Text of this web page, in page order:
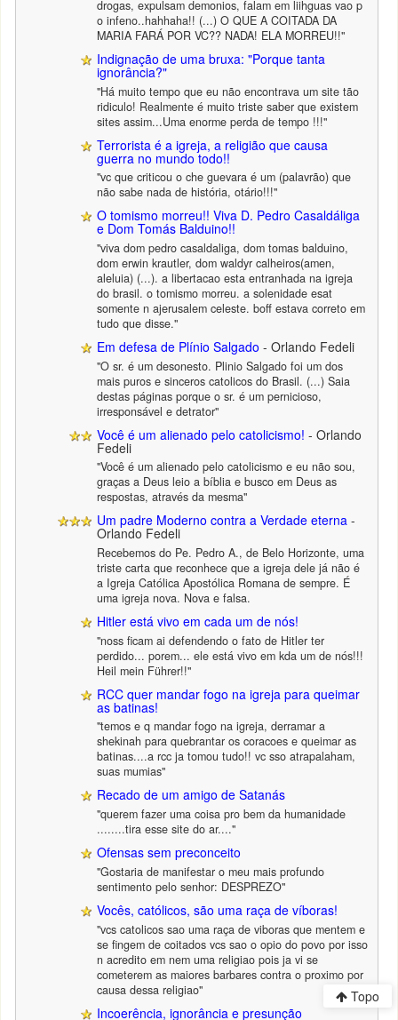
drogas, expulsam demonios, falam em liihguas vao p
o infeno..hahhaha!! (...) O QUE A COITADA DA
MARIA FARÁ POR VC?? NADA! ELA MORREU!!"
Indignação de uma bruxa: "Porque tanta
ignorância?"
"Há muito tempo que eu não encontrava um site tão
ridiculo! Realmente é muito triste saber que existem
sites assim...Uma enorme perda de tempo !!!"
Terrorista é a igreja, a religião que causa
guerra no mundo todo!!
"vc que criticou o che guevara é um (palavrão) que
não sabe nada de história, otário!!!"
O tomismo morreu!! Viva D. Pedro Casaldáliga
e Dom Tomás Balduino!!
"viva dom pedro casaldaliga, dom tomas balduino,
dom erwin krautler, dom waldyr calheiros(amen,
aleluia) (...). a libertacao esta entranhada na igreja
do brasil. o tomismo morreu. a solenidade esat
somente n ajerusalem celeste. boff estava correto em
tudo que disse."
Em defesa de Plínio Salgado - Orlando Fedeli
"O sr. é um desonesto. Plinio Salgado foi um dos
mais puros e sinceros catolicos do Brasil. (...) Saia
destas páginas porque o sr. é um pernicioso,
irresponsável e detrator"
Você é um alienado pelo catolicismo! - Orlando
Fedeli
"Você é um alienado pelo catolicismo e eu não sou,
graças a Deus leio a bíblia e busco em Deus as
respostas, através da mesma"
Um padre Moderno contra a Verdade eterna -
Orlando Fedeli
Recebemos do Pe. Pedro A., de Belo Horizonte, uma
triste carta que reconhece que a igreja dele já não é
a Igreja Católica Apostólica Romana de sempre. É
uma igreja nova. Nova e falsa.
Hitler está vivo em cada um de nós!
"noss ficam ai defendendo o fato de Hitler ter
perdido... porem... ele está vivo em kda um de nós!!!
Heil mein Führer!!"
RCC quer mandar fogo na igreja para queimar
as batinas!
"temos e q mandar fogo na igreja, derramar a
shekinah para quebrantar os coracoes e queimar as
batinas....a rcc ja tomou tudo!! vc sso atrapalaham,
suas mumias"
Recado de um amigo de Satanás
"querem fazer uma coisa pro bem da humanidade
........tira esse site do ar...."
Ofensas sem preconceito
"Gostaria de manifestar o meu mais profundo
sentimento pelo senhor: DESPREZO"
Vocês, católicos, são uma raça de víboras!
"vcs catolicos sao uma raça de viboras que mentem e
se fingem de coitados vcs sao o opio do povo por isso
n acredito em nem uma religiao pois ja vi se
cometerem as maiores barbares contra o proximo por
causa dessa religiao"
Incoerência, ignorância e presunção
Topo